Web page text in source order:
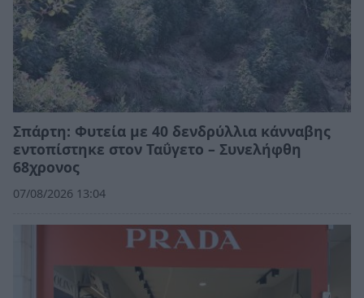
Σπάρτη: Φυτεία με 40 δενδρύλλια κάνναβης
εντοπίστηκε στον Ταΰγετο – Συνελήφθη
68χρονος
07/08/2026 13:04